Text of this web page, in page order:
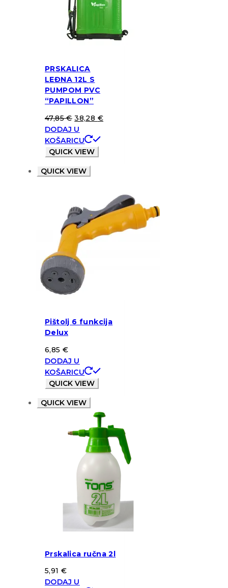
PRSKALICA
LEĐNA 12L S
PUMPOM PVC
“PAPILLON”
47,85€ 38,28 €
DODAJ U
KOŠARICU
QUICK VIEW
QUICK VIEW
Pištolj 6 funkcija
Delux
6,85 €
DODAJ U
KOŠARICU
QUICK VIEW
QUICK VIEW
Prskalica ručna 2l
5,91 €
DODAJ U